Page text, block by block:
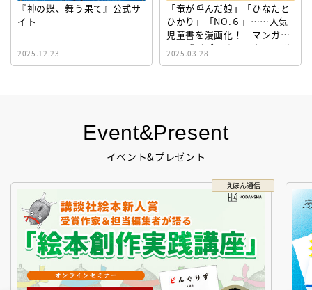
Event&Present
イベント&プレゼント
えほん通信
『神の蝶、舞う果て』公式サ
イト
2025.12.23
「竜が呼んだ娘」「ひなたと
ひかり」「NO.６」……人気
児童書を漫画化！ マンガサ
イト『ビブリオシリウス』誕
生！
2025.03.28